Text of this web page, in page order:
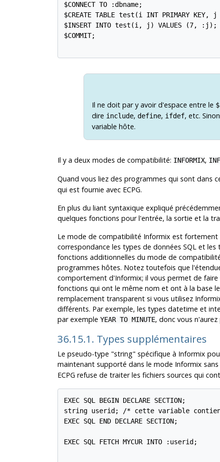
$CONNECT TO :dbname;
$CREATE TABLE test(i INT PRIMARY KEY,
$INSERT INTO test(i, j) VALUES (7, :j);
$COMMIT;
Il ne doit par y avoir d'espace entre le $
dire include, define, ifdef, etc.
variable hôte.
Il y a deux modes de compatibilité: INFORMIX,
Quand vous liez des programmes qui sont dans
qui est fournie avec ECPG.
En plus du liant syntaxique expliqué
quelques fonctions pour l'entrée, la sortie et la
Le mode de compatibilité Informix est fortement
correspondance les types de données SQL et
fonctions additionnelles du mode de
programmes hôtes. Notez toutefois que
comportement d'Informix; il vous permet de
fonctions qui ont le même nom et ont à la base
remplacement transparent si vous utilisez
différents. Par exemple, les types datetime et
par exemple YEAR TO MINUTE, donc vous
36.15.1. Types supplémentaires
Le pseudo-type "string" spécifique à Informix
maintenant supporté dans le mode Informix
ECPG refuse de traiter les fichiers sources qui
EXEC SQL BEGIN DECLARE SECTION;
string userid; /* cette variable
EXEC SQL END DECLARE SECTION;
EXEC SQL FETCH MYCUR INTO :userid;